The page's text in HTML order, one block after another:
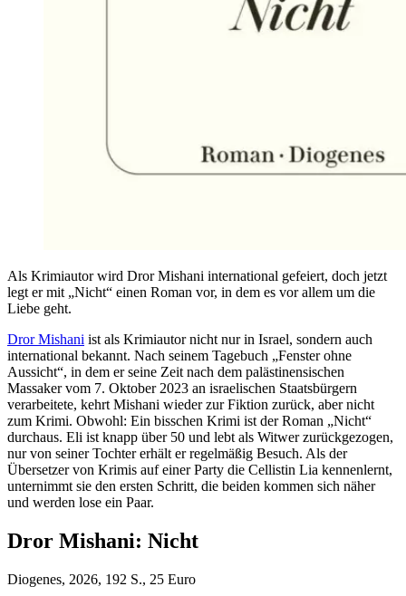
Als Krimiautor wird Dror Mishani international gefeiert, doch jetzt
legt er mit „Nicht“ einen Roman vor, in dem es vor allem um die
Liebe geht.
Dror Mishani ist als Krimiautor nicht nur in Israel, sondern auch
international bekannt. Nach seinem Tagebuch „Fenster ohne
Aussicht“, in dem er seine Zeit nach dem palästinensischen
Massaker vom 7. Oktober 2023 an israelischen Staatsbürgern
verarbeitete, kehrt Mishani wieder zur Fiktion zurück, aber nicht
zum Krimi. Obwohl: Ein bisschen Krimi ist der Roman „Nicht“
durchaus. Eli ist knapp über 50 und lebt als Witwer zurückgezogen,
nur von seiner Tochter erhält er regelmäßig Besuch. Als der
Übersetzer von Krimis auf einer Party die Cellistin Lia kennenlernt,
unternimmt sie den ersten Schritt, die beiden kommen sich näher
und werden lose ein Paar.
Dror Mishani: Nicht
Diogenes, 2026, 192 S., 25 Euro